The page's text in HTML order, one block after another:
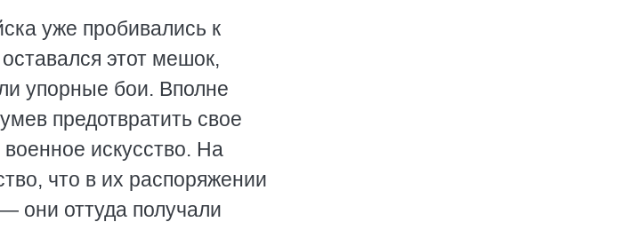
уже пробивались к
этот мешок,
упорные бои. Вполне
предотвратить свое
искусство. На
что в их распоряжении
они оттуда получали